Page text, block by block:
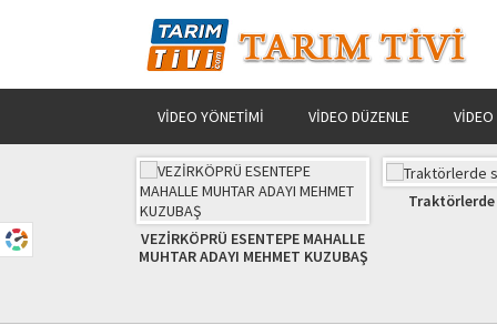
VIDEO YÖNETIMI VIDEO DÜZENLE VIDEO
ESENTEPE MAHALLE
MEHMET KUZUBAŞ
Traktörlerde servis bakımı